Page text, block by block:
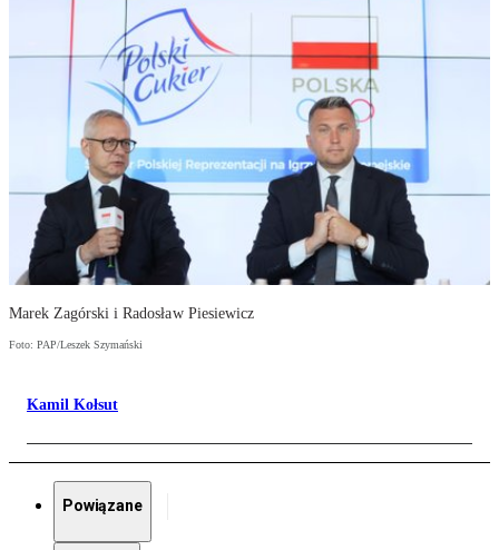
Marek Zagórski i Radosław Piesiewicz
Foto: PAP/Leszek Szymański
Kamil Kołsut
Powiązane